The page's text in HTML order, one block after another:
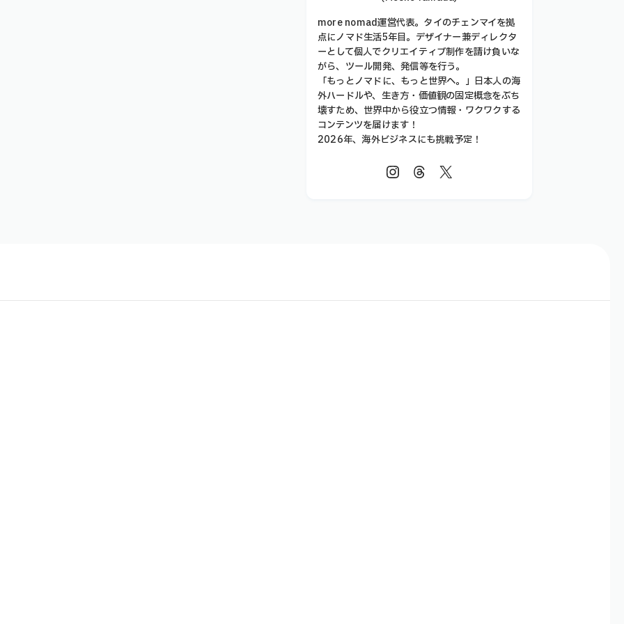
more nomad運営代表。タイのチェンマイを拠
点にノマド生活5年目。デザイナー兼ディレクタ
ーとして個人でクリエイティブ制作を請け負いな
がら、ツール開発、発信等を行う。
「もっとノマドに、もっと世界へ。」日本人の海
外ハードルや、生き方・価値観の固定概念をぶち
壊すため、世界中から役立つ情報・ワクワクする
コンテンツを届けます！
2026年、海外ビジネスにも挑戦予定！